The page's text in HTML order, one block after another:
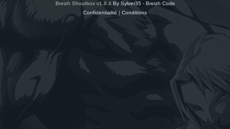
Breizh Shoutbox v1.8.4 By Sylver35 - Breizh Code
Confidentialité | Conditions